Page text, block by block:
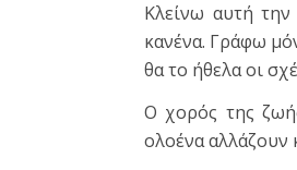
Κλείνω αυτή
κανένα. Γράφω
θα το ήθελα οι
Ο χορός της
ολοένα αλλάζουν